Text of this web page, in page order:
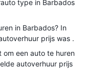
type in Barbados
in Barbados? In
prijs was .
om een auto te huren
autoverhuur prijs